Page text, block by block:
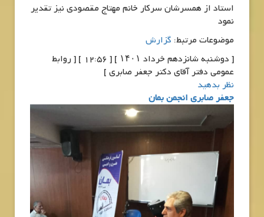
استاد از همسرشان سرکار خانم مهتاج مقصودی نیز تقدیر
نمود
موضوعات مرتبط: گزارش
[ دوشنبه شانزدهم خرداد ۱۴۰۱ ] [ 12:56 ] [ روابط
عمومی دفتر آقای دکتر جعفر صابری ]
نظر بدهید
جعفر صابری انجمن بمان